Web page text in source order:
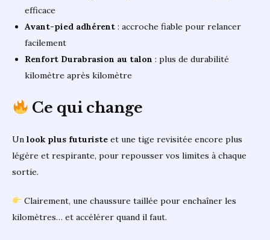
efficace
Avant-pied adhérent : accroche fiable pour relancer
facilement
Renfort Durabrasion au talon : plus de durabilité
kilomètre après kilomètre
Ce qui change
Un look plus futuriste et une tige revisitée encore plus
légère et respirante, pour repousser vos limites à chaque
sortie.
Clairement, une chaussure taillée pour enchaîner les
kilomètres… et accélérer quand il faut.